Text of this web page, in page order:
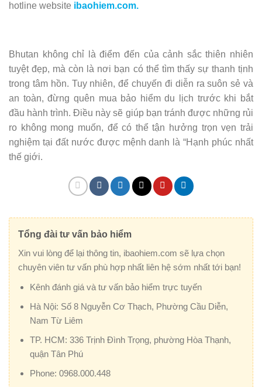
hotline website ibaohiem.com.
Bhutan không chỉ là điểm đến của cảnh sắc thiên nhiên
tuyệt đẹp, mà còn là nơi bạn có thể tìm thấy sự thanh tịnh
trong tâm hồn. Tuy nhiên, để chuyến đi diễn ra suôn sẻ và
an toàn, đừng quên mua bảo hiểm du lịch trước khi bắt
đầu hành trình. Điều này sẽ giúp bạn tránh được những rủi
ro không mong muốn, để có thể tận hưởng trọn vẹn trải
nghiệm tại đất nước được mệnh danh là “Hạnh phúc nhất
thế giới.
Tổng đài tư vấn bảo hiểm
Xin vui lòng để lại thông tin, ibaohiem.com sẽ lựa chọn
chuyên viên tư vấn phù hợp nhất liên hệ sớm nhất tới bạn!
Kênh đánh giá và tư vấn bảo hiểm trực tuyến
Hà Nội: Số 8 Nguyễn Cơ Thạch, Phường Cầu Diễn,
Nam Từ Liêm
TP. HCM: 336 Trịnh Đình Trọng, phường Hòa Thạnh,
quận Tân Phú
Phone: 0968.000.448